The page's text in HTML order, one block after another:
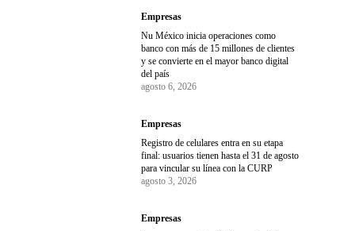
Empresas
Nu México inicia operaciones como
banco con más de 15 millones de clientes
y se convierte en el mayor banco digital
del país
agosto 6, 2026
Empresas
Registro de celulares entra en su etapa
final: usuarios tienen hasta el 31 de agosto
para vincular su línea con la CURP
agosto 3, 2026
Empresas